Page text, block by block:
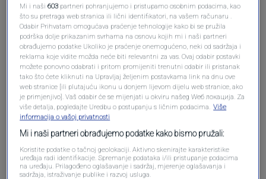
Oglas
Mi i naši603 partneri pohranjujemo i pristupamo osobnim podacima, kao
što su pretraga web stranica ili lični identifikatori, na vašem računaru .
Odabir Prihvatam omogućava praćenje tehnologije kako bi se pružila
podrška dolje prikazanim svrhama na osnovu kojih mi i naši partneri
obrađujemo podatke Ukoliko je praćenje onemogućeno, neki od sadržaja i
reklama koje vidite možda neće biti relevantni za vas. Ovaj odabir postavki
možete ponovno odabrati i pritom promijeniti trenutni odabir ili pristanak
tako što ćete kliknuti na Upravljaj željenim postavkama link na dnu ove
web stranice [ili plutajuću ikonu u donjem lijevom dijelu web stranice, ako
je primjenjivo]. Vaš odabir će se mijenjati u okviru našeg Wеб локација. Za
više detalja, pogledajte Uredbu o postupanju s ličnim podacima. Više
informacija o vašoj privatnosti
Mi i naši partneri obrađujemo podatke kako bismo pružali:
Koristite podatke o tačnoj geolokaciji. Aktivno skenirajte karakteristike
uređaja radi identifikacije. Spremanje podataka i/ili pristupanje podacima
na uređaju. Prilagođeno oglašavanje i sadržaj, mjerenje oglašavanja i
sadržaja, istraživanje publike i razvoj usluga.